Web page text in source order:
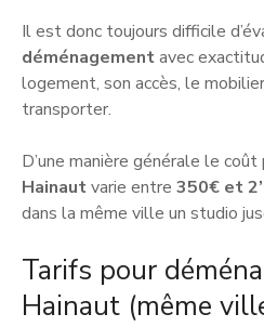
Il est donc toujours difficile
déménagementavec
logement, son accès, le
transporter.
D’une manière générale le coût
Hainautvarie entre 350€ et
dans la même ville un studio
Tarifs pour
Hainaut (même